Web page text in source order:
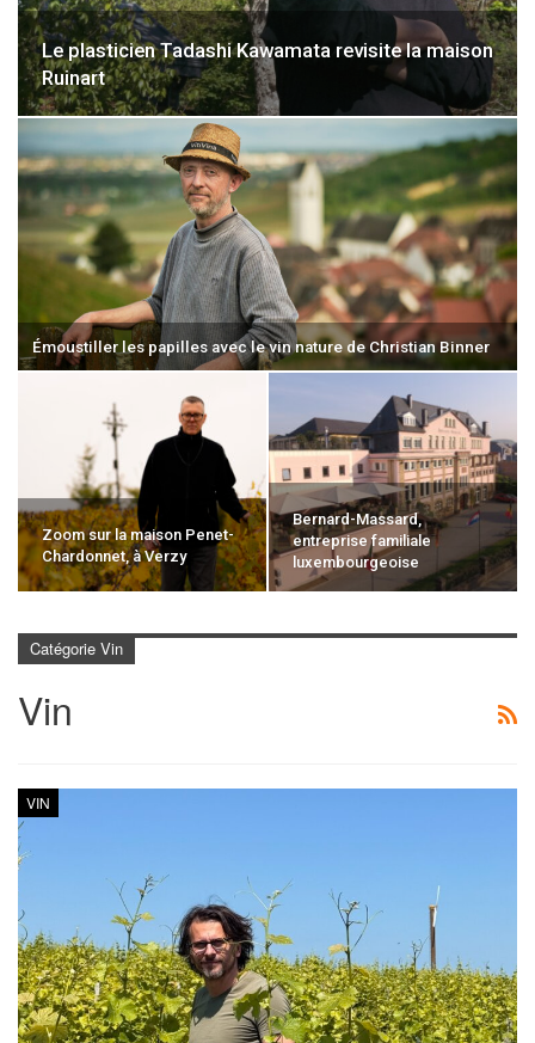
Le plasticien Tadashi Kawamata revisite la maison
Ruinart
Émoustiller les papilles avec le vin nature de Christian Binner
Zoom sur la maison Penet-
Chardonnet, à Verzy
Bernard-Massard,
entreprise familiale
luxembourgeoise
Catégorie Vin
Vin
VIN